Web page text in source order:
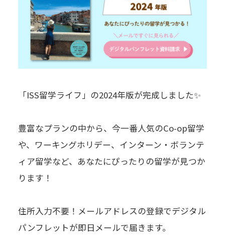
「ISS留学ライフ」の2024年版が完成しました✨
豊富なプランの中から、今一番人気のCo-op留学
や、ワーキングホリデー、インターン・ボランテ
ィア留学など、あなたにぴったりの留学が見つか
ります！
住所入力不要！メールアドレスの登録でデジタル
パンフレットが即日メールで届きます。